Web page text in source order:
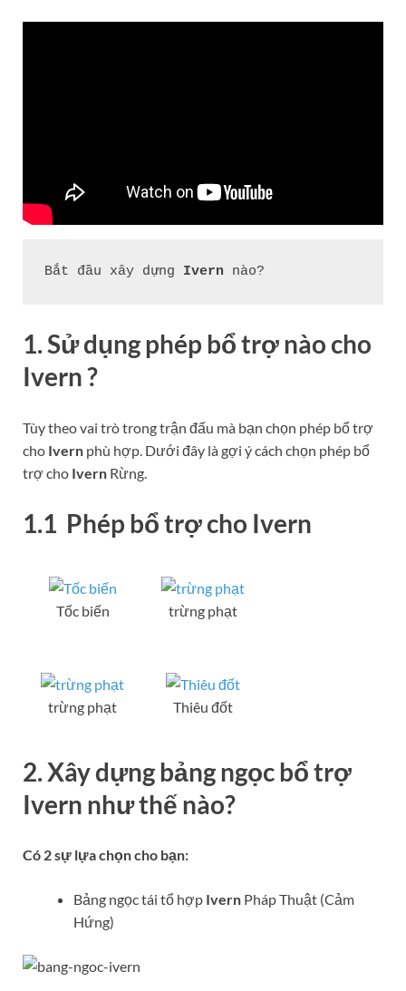
Bắt đầu xây dựng Ivern nào?
1. Sử dụng phép bổ trợ nào cho
Ivern?
Tùy theo vai trò trong trận đấu mà bạn chọn phép bổ trợ
cho Ivern phù hợp. Dưới đây là gợi ý cách chọn phép bổ
trợ cho Ivern Rừng.
1.1 Phép bổ trợ cho Ivern
Tốc biến trừng phạt
trừng phạt Thiêu đốt
2. Xây dựng bảng ngọc bổ trợ
Ivern như thế nào?
Có 2 sự lựa chọn cho bạn:
Bảng ngọc tái tổ hợp Ivern Pháp Thuật (Cảm
Hứng)